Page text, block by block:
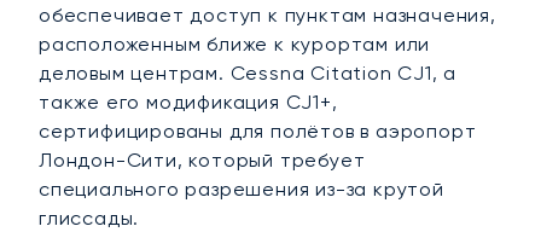
обеспечивает доступ к пунктам назначения,
расположенным ближе к курортам или
деловым центрам. Cessna Citation CJ1, а
также его модификация CJ1+,
сертифицированы для полётов в аэропорт
Лондон-Сити, который требует
специального разрешения из-за крутой
глиссады.